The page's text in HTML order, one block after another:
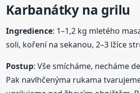
Karbanátky na grilu
Ingredience: 1–1,2 kg mletého
soli, koření na sekanou, 2–3 lžíce
Postup: Vše smícháme, necháme
Pak navlhčenýma rukama